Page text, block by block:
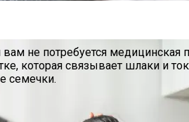
не потребуется
которая связывает шлаки и
семечки.